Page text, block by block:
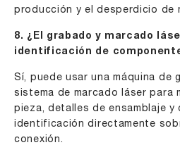
producción y el desperdicio de
8. ¿El grabado y marcado
identificación de
Sí, puede usar una máquina de
sistema de marcado láser para
pieza, detalles de ensamblaje y
identificación directamente
conexión.